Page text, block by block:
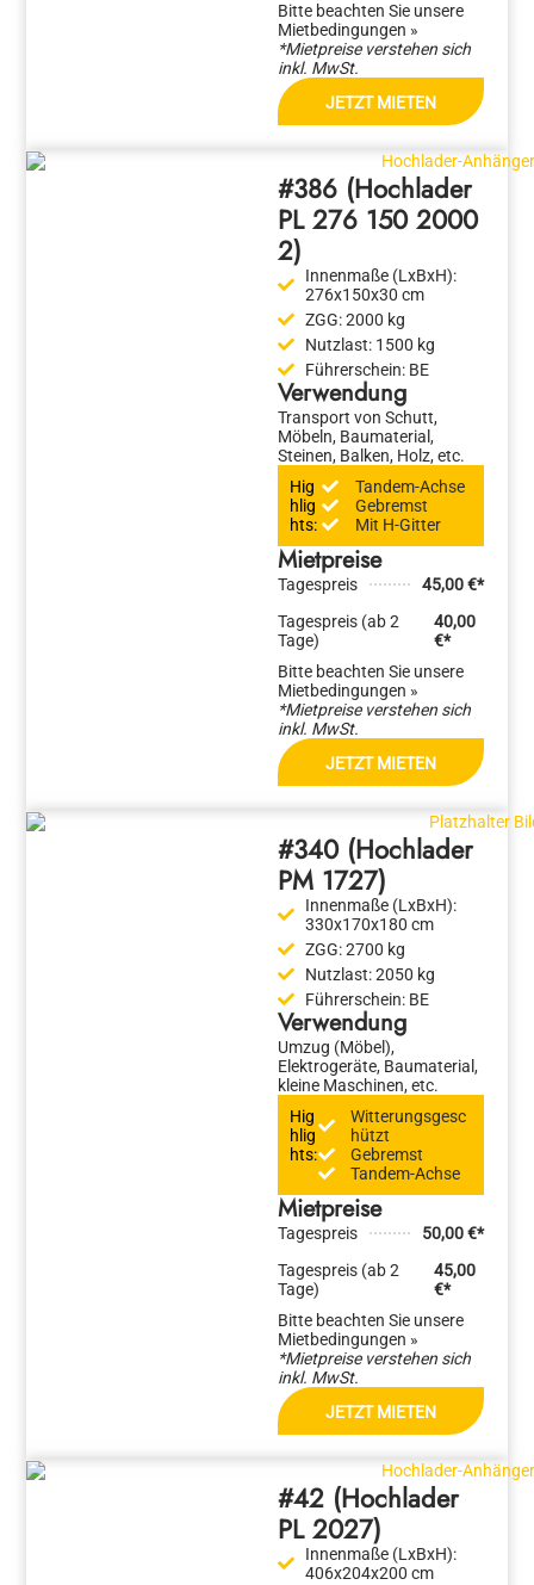
Bitte beachten Sie unsere
Mietbedingungen »
*Mietpreise verstehen sich
inkl. MwSt.
JETZT MIETEN
#386 (Hochlader
PL 276 150 2000
2)
Innenmaße (LxBxH):
276x150x30 cm
ZGG:2000 kg
Nutzlast:1500 kg
Führerschein:BE
Verwendung
Transport von Schutt,
Möbeln, Baumaterial,
Steinen, Balken, Holz, etc.
Hig
hlig
hts:
Tandem-Achse
Gebremst
Mit H-Gitter
Mietpreise
Tagespreis
45,00 €*
Tagespreis (ab 2
Tage)
40,00
€*
Bitte beachten Sie unsere
Mietbedingungen »
*Mietpreise verstehen sich
inkl. MwSt.
JETZT MIETEN
#340 (Hochlader
PM 1727)
Innenmaße (LxBxH):
330x170x180 cm
ZGG:2700 kg
Nutzlast:2050 kg
Führerschein:BE
Verwendung
Umzug (Möbel),
Elektrogeräte, Baumaterial,
kleine Maschinen, etc.
Hig
hlig
hts:
Witterungsgesc
hützt
Gebremst
Tandem-Achse
Mietpreise
Tagespreis
50,00 €*
Tagespreis (ab 2
Tage)
45,00
€*
Bitte beachten Sie unsere
Mietbedingungen »
*Mietpreise verstehen sich
inkl. MwSt.
JETZT MIETEN
#42 (Hochlader
PL 2027)
Innenmaße (LxBxH):
406x204x200 cm